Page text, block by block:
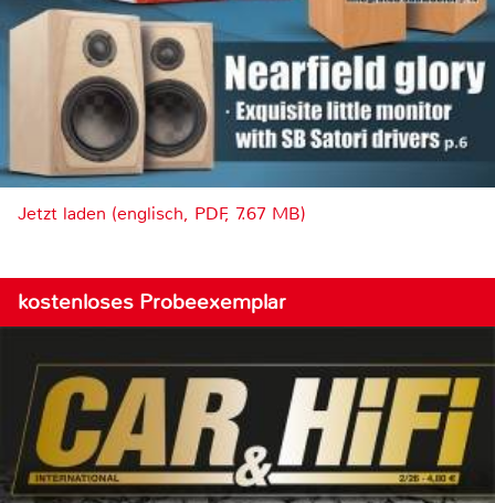
Jetzt laden (englisch, PDF, 7.67 MB)
kostenloses Probeexemplar